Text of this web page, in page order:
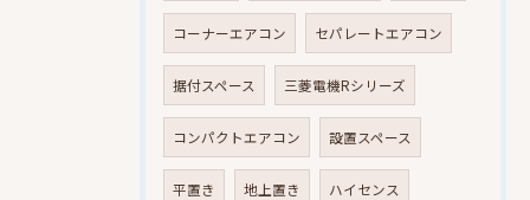
コーナーエアコン セパレートエアコン
据付スペース 三菱電機Rシリーズ
コンパクトエアコン 設置スペース
平置き 地上置き ハイセンス